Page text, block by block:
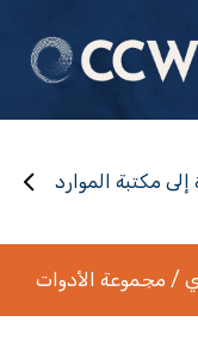
إلى مكتبة الموارد
/ مجموعة الأدوات